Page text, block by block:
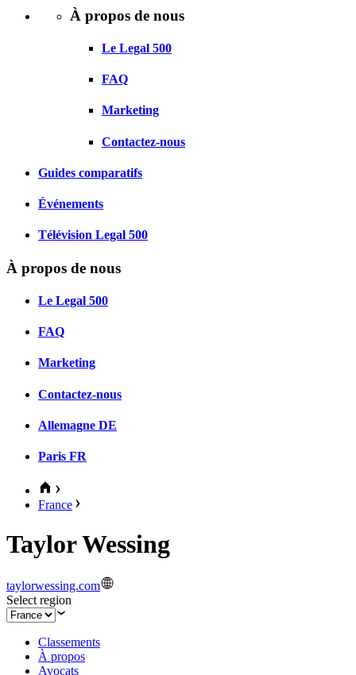
À propos de nous
Le Legal 500
FAQ
Marketing
Contactez-nous
Guides comparatifs
Événements
Télévision Legal 500
À propos de nous
Le Legal 500
FAQ
Marketing
Contactez-nous
Allemagne DE
Paris FR
France
Taylor Wessing
taylorwessing.com
Select region
Classements
À propos
Avocats